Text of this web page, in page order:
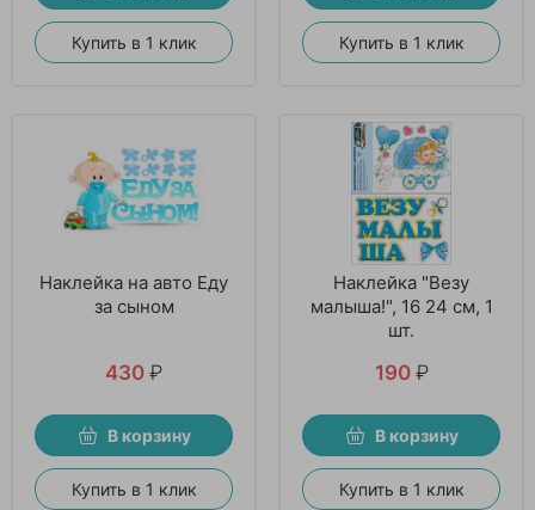
Купить в 1 клик Купить в 1 клик
Наклейка на авто Еду
за сыном
430 ₽
В корзину
Купить в 1 клик
Наклейка "Везу
малыша!", 16 24 см, 1
шт.
190 ₽
В корзину
Купить в 1 клик